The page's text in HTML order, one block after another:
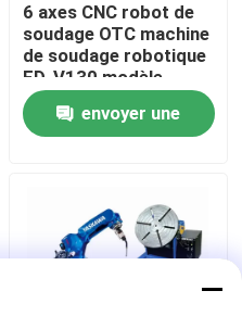
6 axes CNC robot de
soudage OTC machine
de soudage robotique
FD-V130 modèle
2.139m portée
envoyer une